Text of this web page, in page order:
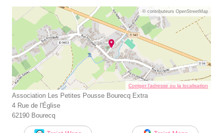
© contributeurs OpenStreetMap
Corriger l’adresse ou la localisation
Association Les Petites Pousse Bourecq Extra
4 Rue de l'Église
62190 Bourecq